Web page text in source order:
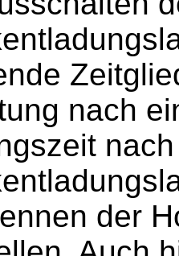
nach
der